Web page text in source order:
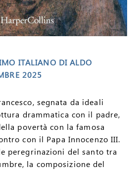
ITALIANO DI ALDO
2025
segnata da ideali
drammatica con il padre,
povertà con la famosa
con il Papa Innocenzo III.
peregrinazioni del santo tra
la composizione del